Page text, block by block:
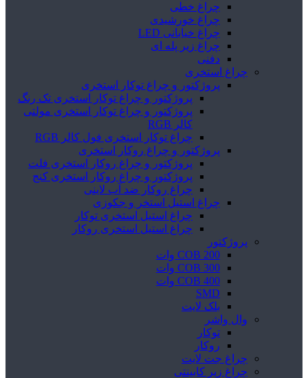
چراغ خطی
چراغ خورشیدی
چراغ خیابانی LED
چراغ زیر پله ای
دفنی
چراغ استخری
پروژکتور و چراغ توکار استخری
پروژکتور و چراغ توکار استخری تک رنگ
پروژکتور و چراغ توکار استخری مولتی
کالر RGB
چراغ توکار استخری فول کالر RGB
پروژکتور و چراغ روکار استخری
پروژکتور و چراغ روکار استخری فلت
پروژکتور و چراغ روکار استخری کنج
چراغ روکار ضد آب لاینی
چراغ استیل استخر و جکوزی
چراغ استیل استخری توکار
چراغ استیل استخری روکار
پروژکتور
COB 200 وات
COB 300 وات
COB 400 وات
SMD
بلک لایت
وال واشر
توکار
روکار
چراغ جت لایت
چراغ زیر کابینتی